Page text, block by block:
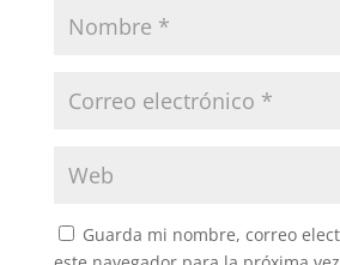
Guarda mi nombre, correo